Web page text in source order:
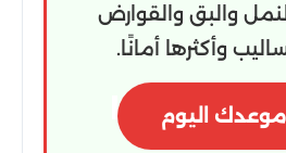
والبق والقوارض
وأكثرها أمانًا.
موعدك اليوم